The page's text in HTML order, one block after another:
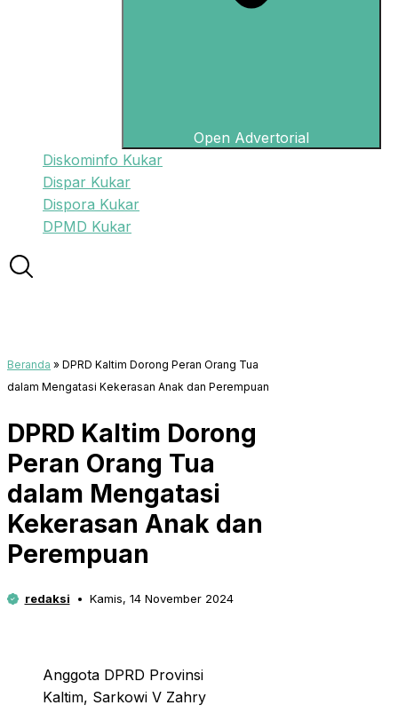
Open Advertorial
Diskominfo Kukar
Dispar Kukar
Dispora Kukar
DPMD Kukar
Beranda » DPRD Kaltim Dorong Peran Orang Tua
dalam Mengatasi Kekerasan Anak dan Perempuan
DPRD Kaltim Dorong
Peran Orang Tua
dalam Mengatasi
Kekerasan Anak dan
Perempuan
redaksi Kamis, 14 November 2024
Anggota DPRD Provinsi
Kaltim, Sarkowi V Zahry